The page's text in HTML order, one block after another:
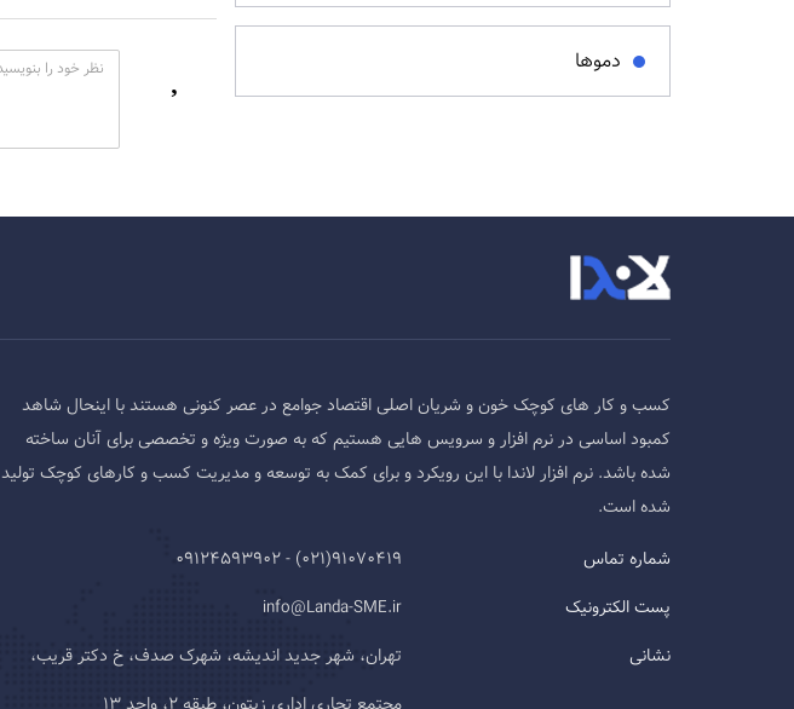
دموها
کسب و کار های کوچک خون و شریان اصلی اقتصاد جوامع در عصر کنونی هستند با اینحال شاهد
کمبود اساسی در نرم افزار و سرویس هایی هستیم که به صورت ویژه و تخصصی برای آنان ساخته
شده باشد. نرم افزار لاندا با این رویکرد و برای کمک به توسعه و مدیریت کسب و کارهای کوچک تولید
شده است.
شماره تماس
91070419(021) - 09124593902
پست الکترونیک
info@Landa-SME.ir
نشانی
تهران، شهر جدید اندیشه، شهرک صدف، خ دکتر قریب،